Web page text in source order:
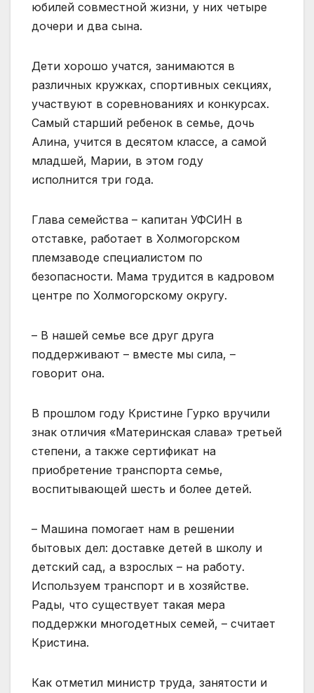
юбилей совместной жизни, у них четыре
дочери и два сына.
Дети хорошо учатся, занимаются в
различных кружках, спортивных секциях,
участвуют в соревнованиях и конкурсах.
Самый старший ребенок в семье, дочь
Алина, учится в десятом классе, а самой
младшей, Марии, в этом году
исполнится три года.
Глава семейства – капитан УФСИН в
отставке, работает в Холмогорском
племзаводе специалистом по
безопасности. Мама трудится в кадровом
центре по Холмогорскому округу.
– В нашей семье все друг друга
поддерживают – вместе мы сила, –
говорит она.
В прошлом году Кристине Гурко вручили
знак отличия «Материнская слава» третьей
степени, а также сертификат на
приобретение транспорта семье,
воспитывающей шесть и более детей.
– Машина помогает нам в решении
бытовых дел: доставке детей в школу и
детский сад, а взрослых – на работу.
Используем транспорт и в хозяйстве.
Рады, что существует такая мера
поддержки многодетных семей, – считает
Кристина.
Как отметил министр труда, занятости и